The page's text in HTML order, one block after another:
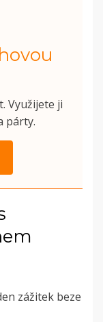
Využijete ji
párty.
zážitek beze